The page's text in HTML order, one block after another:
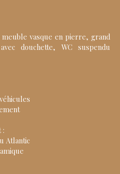
meuble vasque en pierre, grand
douchette, WC suspendu
:
Atlantic